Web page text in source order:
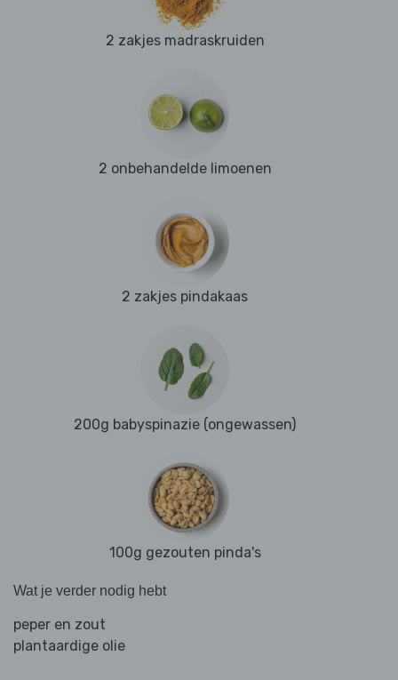
2 zakjes madraskruiden
2 onbehandelde limoenen
2 zakjes pindakaas
200g babyspinazie (ongewassen)
100g gezouten pinda's
Wat je verder nodig hebt
peper en zout
plantaardige olie